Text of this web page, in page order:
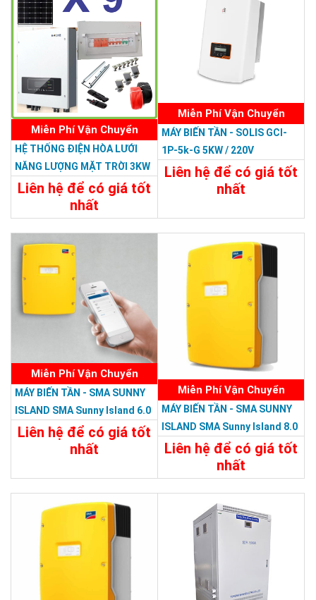
Miễn Phí Vận Chuyển
HỆ THỐNG ĐIỆN HÒA LƯỚI
NĂNG LƯỢNG MẶT TRỜI 3KW
Liên hệ để có giá tốt
nhất
62.000.000đ
Chi Tiết
Miễn Phí Vận Chuyển
MÁY BIẾN TẦN - SOLIS GCI-
1P-5k-G 5KW / 220V
Liên hệ để có giá tốt
nhất
Miễn Phí Vận Chuyển
MÁY BIẾN TẦN - SMA SUNNY
ISLAND SMA Sunny Island 6.0
H-12
Liên hệ để có giá tốt
nhất
Miễn Phí Vận Chuyển
MÁY BIẾN TẦN - SMA SUNNY
ISLAND SMA Sunny Island 8.0
H-12
Liên hệ để có giá tốt
nhất